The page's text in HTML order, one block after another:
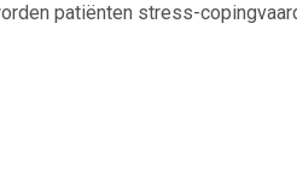
patiënten stress-